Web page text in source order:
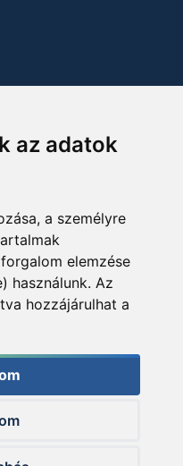
az adatok
a személyre
elemzése
használunk. Az
hozzájárulhat a